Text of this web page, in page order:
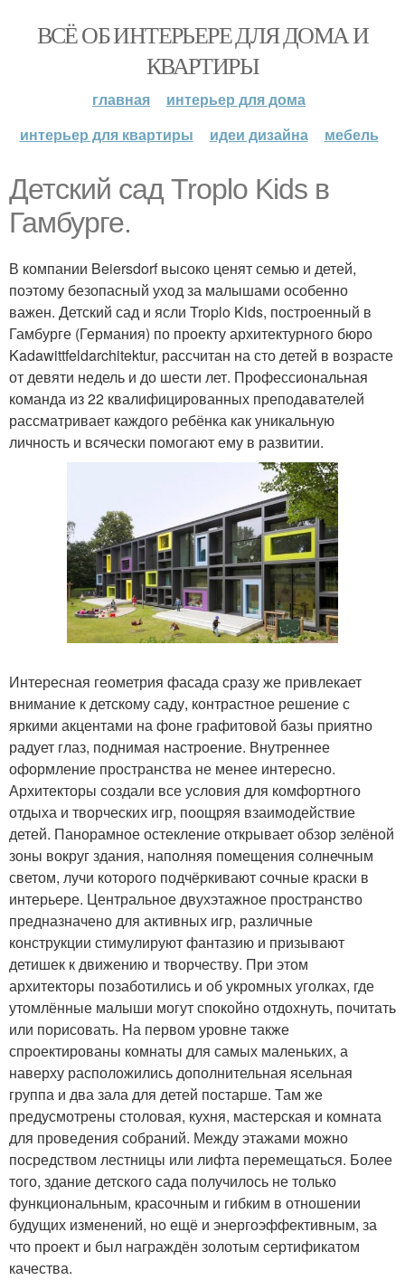
ВСЁ ОБ ИНТЕРЬЕРЕ ДЛЯ ДОМА И
КВАРТИРЫ
главная
интерьер для дома
интерьер для квартиры
идеи дизайна мебель
Детский сад Troplo Kids в
Гамбурге.
В компании Beiersdorf высоко ценят семью и детей,
поэтому безопасный уход за малышами особенно
важен. Детский сад и ясли Troplo Kids, построенный в
Гамбурге (Германия) по проекту архитектурного бюро
Kadawittfeldarchitektur, рассчитан на сто детей в возрасте
от девяти недель и до шести лет. Профессиональная
команда из 22 квалифицированных преподавателей
рассматривает каждого ребёнка как уникальную
личность и всячески помогают ему в развитии.
Интересная геометрия фасада сразу же привлекает
внимание к детскому саду, контрастное решение с
яркими акцентами на фоне графитовой базы приятно
радует глаз, поднимая настроение. Внутреннее
оформление пространства не менее интересно.
Архитекторы создали все условия для комфортного
отдыха и творческих игр, поощряя взаимодействие
детей. Панорамное остекление открывает обзор зелёной
зоны вокруг здания, наполняя помещения солнечным
светом, лучи которого подчёркивают сочные краски в
интерьере. Центральное двухэтажное пространство
предназначено для активных игр, различные
конструкции стимулируют фантазию и призывают
детишек к движению и творчеству. При этом
архитекторы позаботились и об укромных уголках, где
утомлённые малыши могут спокойно отдохнуть, почитать
или порисовать. На первом уровне также
спроектированы комнаты для самых маленьких, а
наверху расположились дополнительная ясельная
группа и два зала для детей постарше. Там же
предусмотрены столовая, кухня, мастерская и комната
для проведения собраний. Между этажами можно
посредством лестницы или лифта перемещаться. Более
того, здание детского сада получилось не только
функциональным, красочным и гибким в отношении
будущих изменений, но ещё и энергоэффективным, за
что проект и был награждён золотым сертификатом
качества.